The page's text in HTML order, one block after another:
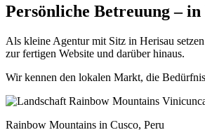
Persönliche Betreuung –
Als kleine Agentur mit Sitz in Herisau
zur fertigen Website und darüber hinaus.
Wir kennen den lokalen Markt, die
Rainbow Mountains in Cusco, Peru